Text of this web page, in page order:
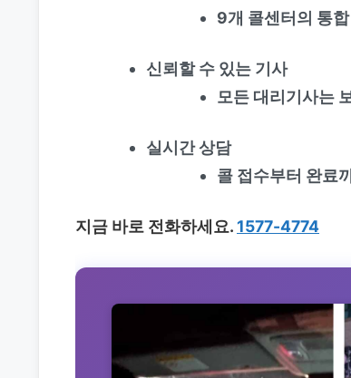
9개 콜센터의 통
신뢰할 수 있는 기사
모든 대리기사는
실시간 상담
콜 접수부터 완료
지금 바로 전화하세요.1577-4774